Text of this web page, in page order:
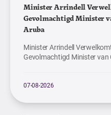
Minister Arrindell
Gevolmachtigd Minister
Aruba
Minister Arrindell
Gevolmachtigd Minister
07-08-2026